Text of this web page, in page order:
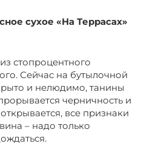
сухое «На Террасах»
стопроцентного
Сейчас на бутылочной
и нелюдимо, танины
черничность и
все признаки
– надо только